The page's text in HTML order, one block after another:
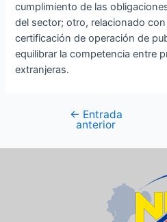
cumplimiento de las
del sector; otro, relacionado
certificación de operación de
equilibrar la competencia entre
extranjeras.
← Entrada
anterior